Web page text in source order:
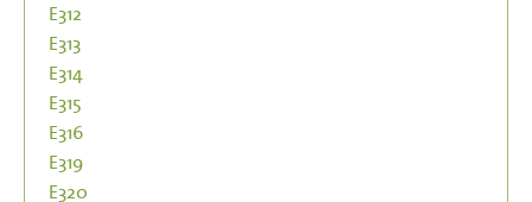
E312
E313
E314
E315
E316
E319
E320